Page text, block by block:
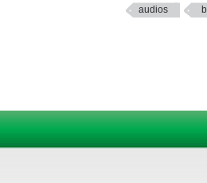
audios